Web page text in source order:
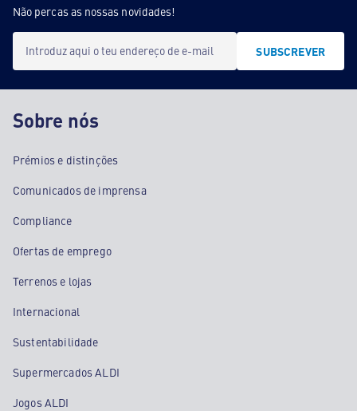
Não percas as nossas novidades!
Introduz aqui o teu endereço de e-mail SUBSCREVER
Sobre nós
Prémios e distinções
Comunicados de imprensa
Compliance
Ofertas de emprego
Terrenos e lojas
Internacional
Sustentabilidade
Supermercados ALDI
Jogos ALDI